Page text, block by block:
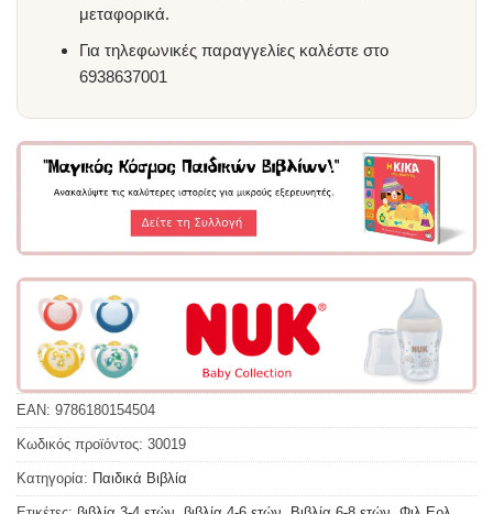
μεταφορικά.
Για τηλεφωνικές παραγγελίες καλέστε στο
6938637001
EAN: 9786180154504
Κωδικός προϊόντος: 30019
Κατηγορία: Παιδικά Βιβλία